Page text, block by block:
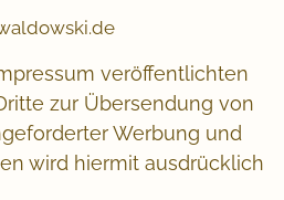
veröffentlichten
zur Übersendung von
Werbung und
wird hiermit ausdrücklich